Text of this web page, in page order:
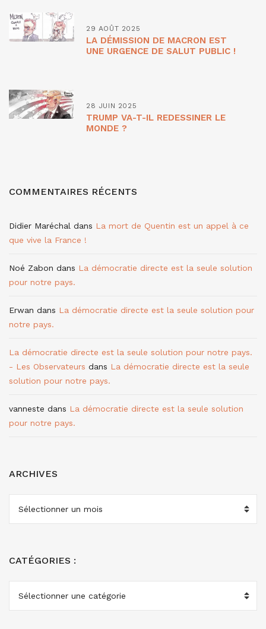
29 AOÛT 2025
LA DÉMISSION DE MACRON EST
UNE URGENCE DE SALUT PUBLIC !
28 JUIN 2025
TRUMP VA-T-IL REDESSINER LE
MONDE ?
COMMENTAIRES RÉCENTS
Didier Maréchal dans La mort de Quentin est un appel à ce
que vive la France !
Noé Zabon dans La démocratie directe est la seule solution
pour notre pays.
Erwan dans La démocratie directe est la seule solution pour
notre pays.
La démocratie directe est la seule solution pour notre pays.
- Les Observateurs dans La démocratie directe est la seule
solution pour notre pays.
vanneste dans La démocratie directe est la seule solution
pour notre pays.
ARCHIVES
ARCHIVES
CATÉGORIES :
CATÉGORIES